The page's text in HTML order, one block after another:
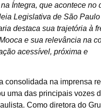
Íntegra, que acontece no
Legislativa de São Paulo
destaca sua trajetória à
e sua relevância na
acessível, próxima e
consolidada na imprensa
uma das principais vozes
Como diretora do